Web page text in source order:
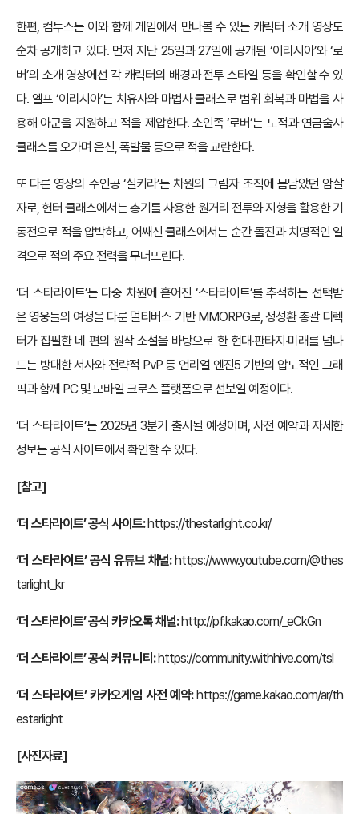
한편, 컴투스는 이와 함께 게임에서 만나볼 수 있는 캐릭터 소개 영상도
순차 공개하고 있다. 먼저 지난 25일과 27일에 공개된 ‘이리시아’와 ‘로
버’의 소개 영상에선 각 캐릭터의 배경과 전투 스타일 등을 확인할 수 있
다. 엘프 ‘이리시아’는 치유사와 마법사 클래스로 범위 회복과 마법을 사
용해 아군을 지원하고 적을 제압한다. 소인족 ‘로버’는 도적과 연금술사
클래스를 오가며 은신, 폭발물 등으로 적을 교란한다.
또 다른 영상의 주인공 ‘실키라’는 차원의 그림자 조직에 몸담았던 암살
자로, 헌터 클래스에서는 총기를 사용한 원거리 전투와 지형을 활용한 기
동전으로 적을 압박하고, 어쌔신 클래스에서는 순간 돌진과 치명적인 일
격으로 적의 주요 전력을 무너뜨린다.
‘더 스타라이트’는 다중 차원에 흩어진 ‘스타라이트’를 추적하는 선택받
은 영웅들의 여정을 다룬 멀티버스 기반 MMORPG로, 정성환 총괄 디렉
터가 집필한 네 편의 원작 소설을 바탕으로 한 현대·판타지·미래를 넘나
드는 방대한 서사와 전략적 PvP 등 언리얼 엔진5 기반의 압도적인 그래
픽과 함께 PC 및 모바일 크로스 플랫폼으로 선보일 예정이다.
‘더 스타라이트’는 2025년 3분기 출시될 예정이며, 사전 예약과 자세한
정보는 공식 사이트에서 확인할 수 있다.
[참고]
‘더 스타라이트’ 공식 사이트:https://thestarlight.co.kr/
‘더 스타라이트’ 공식 유튜브 채널:https://www.youtube.com/@thes
tarlight_kr
‘더 스타라이트’ 공식 카카오톡 채널:http://pf.kakao.com/_eCkGn
‘더 스타라이트’ 공식 커뮤니티:https://community.withhive.com/tsl
‘더 스타라이트’ 카카오게임 사전 예약: https://game.kakao.com/ar/th
estarlight
[사진자료]